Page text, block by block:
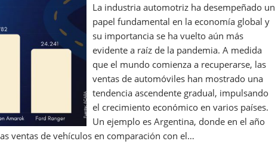
La industria automotriz ha desempeñado un
papel fundamental en la economía global y
su importancia se ha vuelto aún más
evidente a raíz de la pandemia. A medida
que el mundo comienza a recuperarse, las
ventas de automóviles han mostrado una
tendencia ascendente gradual, impulsando
el crecimiento económico en varios países.
Un ejemplo es Argentina, donde en el año
ventas de vehículos en comparación con el…